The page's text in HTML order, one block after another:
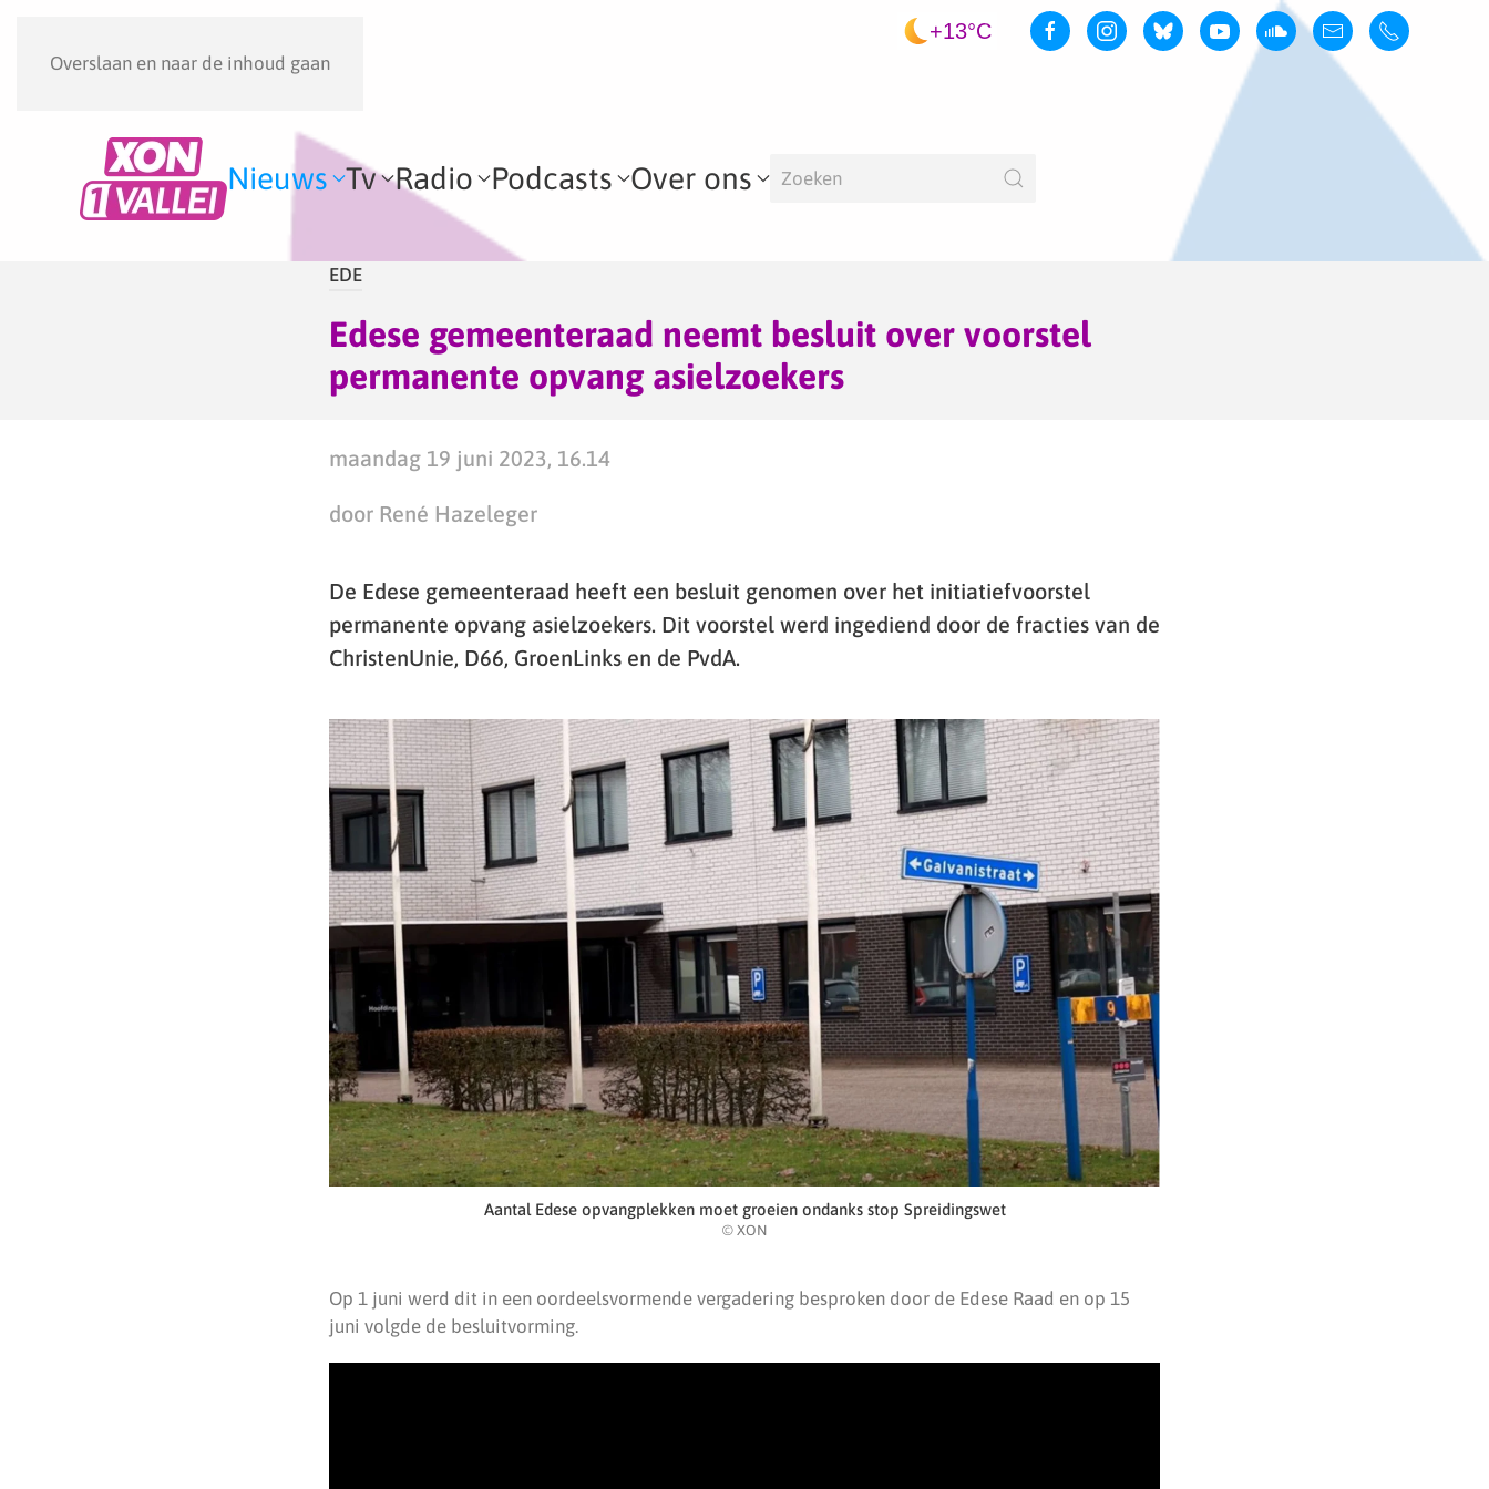
Overslaan en naar de inhoud gaan
+13°C
Nieuws Tv Radio Podcasts Over ons
EDE
Edese gemeenteraad neemt besluit over voorstel
permanente opvang asielzoekers
maandag 19 juni 2023, 16.14
door René Hazeleger
De Edese gemeenteraad heeft een besluit genomen over het initiatiefvoorstel
permanente opvang asielzoekers. Dit voorstel werd ingediend door de fracties van de
ChristenUnie, D66, GroenLinks en de PvdA.
Aantal Edese opvangplekken moet groeien ondanks stop Spreidingswet
© XON
Op 1 juni werd dit in een oordeelsvormende vergadering besproken door de Edese Raad en op 15
juni volgde de besluitvorming.